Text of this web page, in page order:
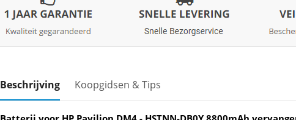
Beschrijving Koopgidsen & Tips